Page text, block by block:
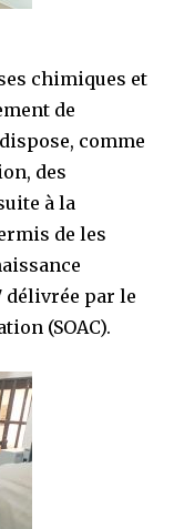
chimiques et
de
comme
des
à la
de les
délivrée par le
(SOAC).